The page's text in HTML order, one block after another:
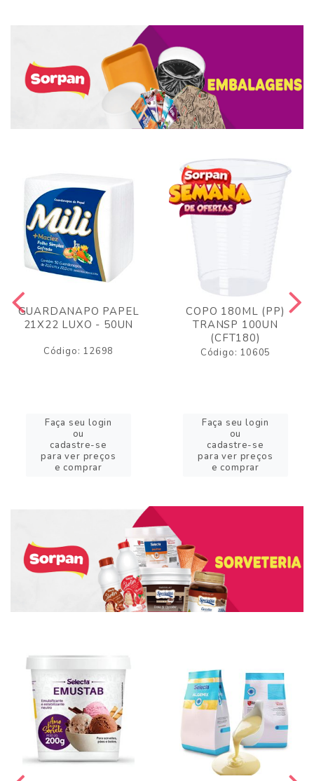
GUARDANAPO PAPEL
21X22 LUXO - 50UN
Código: 12698
Faça seu login
ou
cadastre-se
para ver preços
e comprar
COPO 180ML (PP)
TRANSP 100UN
(CFT180)
Código: 10605
Faça seu login
ou
cadastre-se
para ver preços
e comprar